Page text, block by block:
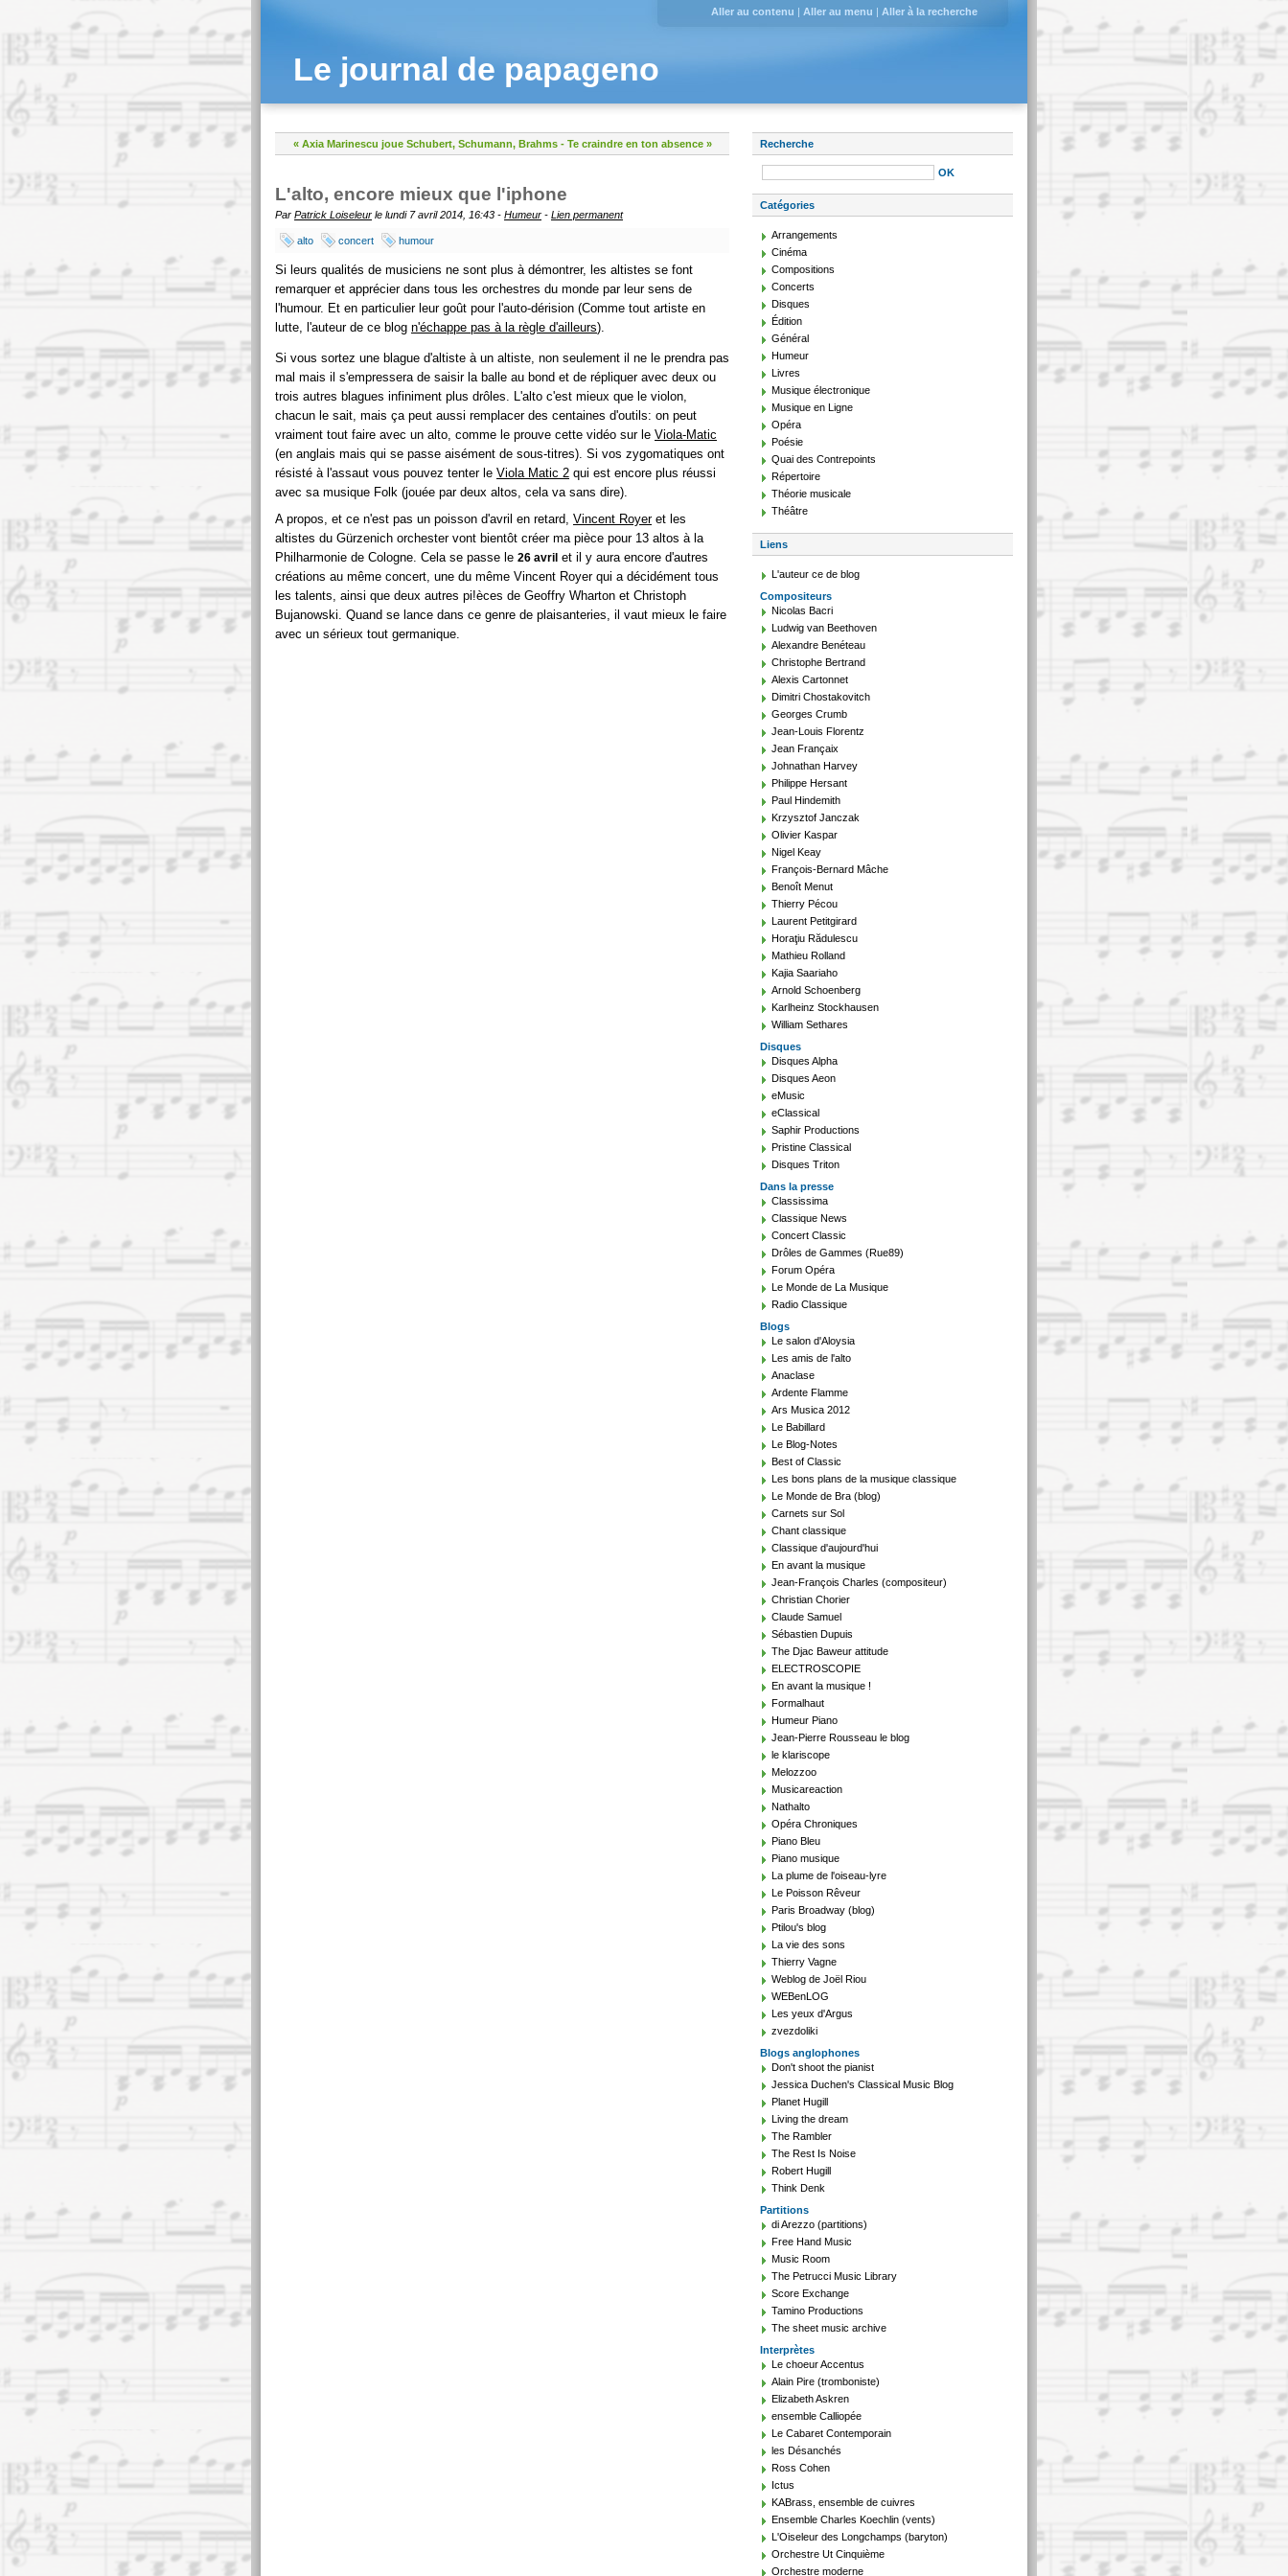
Le journal de papageno
Aller au contenu | Aller au menu | Aller à la recherche
« Axia Marinescu joue Schubert, Schumann, Brahms - Te craindre en ton absence »
L'alto, encore mieux que l'iphone
Par Patrick Loiseleur le lundi 7 avril 2014, 16:43 - Humeur - Lien permanent
alto concert humour
Si leurs qualités de musiciens ne sont plus à démontrer, les altistes se font
remarquer et apprécier dans tous les orchestres du monde par leur sens de
l'humour. Et en particulier leur goût pour l'auto-dérision (Comme tout artiste en
lutte, l'auteur de ce blog n'échappe pas à la règle d'ailleurs).
Si vous sortez une blague d'altiste à un altiste, non seulement il ne le prendra pas
mal mais il s'empressera de saisir la balle au bond et de répliquer avec deux ou
trois autres blagues infiniment plus drôles. L'alto c'est mieux que le violon,
chacun le sait, mais ça peut aussi remplacer des centaines d'outils: on peut
vraiment tout faire avec un alto, comme le prouve cette vidéo sur le Viola-Matic
(en anglais mais qui se passe aisément de sous-titres). Si vos zygomatiques ont
résisté à l'assaut vous pouvez tenter le Viola Matic 2 qui est encore plus réussi
avec sa musique Folk (jouée par deux altos, cela va sans dire).
A propos, et ce n'est pas un poisson d'avril en retard, Vincent Royeret les
altistes du Gürzenich orchester vont bientôt créer ma pièce pour 13 altos à la
Philharmonie de Cologne. Cela se passe le 26 avril et il y aura encore d'autres
créations au même concert, une du même Vincent Royer qui a décidément tous
les talents, ainsi que deux autres pi!èces de Geoffry Wharton et Christoph
Bujanowski. Quand se lance dans ce genre de plaisanteries, il vaut mieux le faire
avec un sérieux tout germanique.
Recherche
Catégories
Arrangements
Cinéma
Compositions
Concerts
Disques
Édition
Général
Humeur
Livres
Musique électronique
Musique en Ligne
Opéra
Poésie
Quai des Contrepoints
Répertoire
Théorie musicale
Théâtre
Liens
L'auteur ce de blog
Compositeurs
Nicolas Bacri
Ludwig van Beethoven
Alexandre Benéteau
Christophe Bertrand
Alexis Cartonnet
Dimitri Chostakovitch
Georges Crumb
Jean-Louis Florentz
Jean Françaix
Johnathan Harvey
Philippe Hersant
Paul Hindemith
Krzysztof Janczak
Olivier Kaspar
Nigel Keay
François-Bernard Mâche
Benoît Menut
Thierry Pécou
Laurent Petitgirard
Horaţiu Rădulescu
Mathieu Rolland
Kajia Saariaho
Arnold Schoenberg
Karlheinz Stockhausen
William Sethares
Disques
Disques Alpha
Disques Aeon
eMusic
eClassical
Saphir Productions
Pristine Classical
Disques Triton
Dans la presse
Classissima
Classique News
Concert Classic
Drôles de Gammes (Rue89)
Forum Opéra
Le Monde de La Musique
Radio Classique
Blogs
Le salon d'Aloysia
Les amis de l'alto
Anaclase
Ardente Flamme
Ars Musica 2012
Le Babillard
Le Blog-Notes
Best of Classic
Les bons plans de la musique classique
Le Monde de Bra (blog)
Carnets sur Sol
Chant classique
Classique d'aujourd'hui
En avant la musique
Jean-François Charles (compositeur)
Christian Chorier
Claude Samuel
Sébastien Dupuis
The Djac Baweur attitude
ELECTROSCOPIE
En avant la musique !
Formalhaut
Humeur Piano
Jean-Pierre Rousseau le blog
le klariscope
Melozzoo
Musicareaction
Nathalto
Opéra Chroniques
Piano Bleu
Piano musique
La plume de l'oiseau-lyre
Le Poisson Rêveur
Paris Broadway (blog)
Ptilou's blog
La vie des sons
Thierry Vagne
Weblog de Joël Riou
WEBenLOG
Les yeux d'Argus
zvezdoliki
Blogs anglophones
Don't shoot the pianist
Jessica Duchen's Classical Music Blog
Planet Hugill
Living the dream
The Rambler
The Rest Is Noise
Robert Hugill
Think Denk
Partitions
di Arezzo (partitions)
Free Hand Music
Music Room
The Petrucci Music Library
Score Exchange
Tamino Productions
The sheet music archive
Interprètes
Le choeur Accentus
Alain Pire (tromboniste)
Elizabeth Askren
ensemble Calliopée
Le Cabaret Contemporain
les Désanchés
Ross Cohen
Ictus
KABrass, ensemble de cuivres
Ensemble Charles Koechlin (vents)
L'Oiseleur des Longchamps (baryton)
Orchestre Ut Cinquième
Orchestre moderne